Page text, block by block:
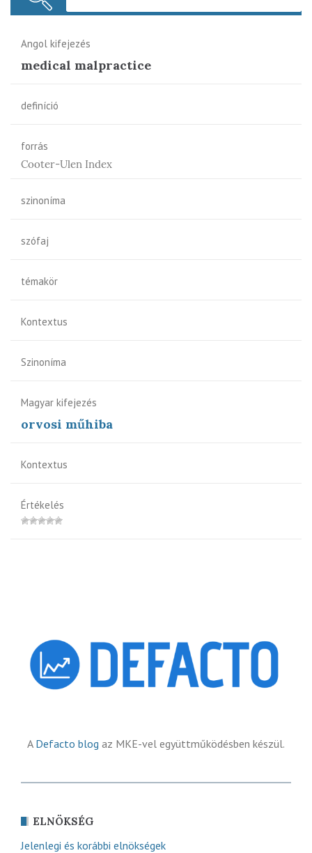
Angol kifejezés
medical malpractice
definíció
forrás
Cooter-Ulen Index
szinoníma
szófaj
témakör
Kontextus
Szinoníma
Magyar kifejezés
orvosi műhiba
Kontextus
Értékelés
A Defacto blog az MKE-vel együttműködésben készül.
ELNÖKSÉG
Jelenlegi és korábbi elnökségek